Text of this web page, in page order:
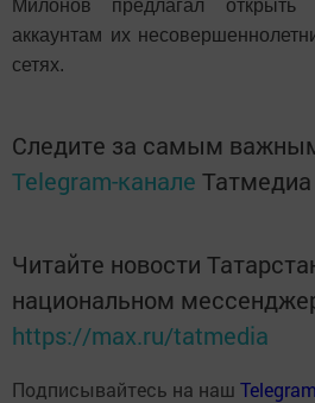
Милонов предлагал
аккаунтам их
сетях.
Следите за самым
Telegram-канале Татмедиа
Читайте новости
национальном
https://max.ru/tatmedia
Подписывайтесь на наш